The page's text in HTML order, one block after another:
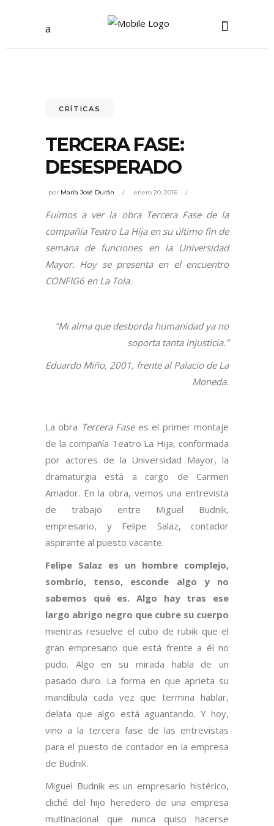
CRÍTICAS
TERCERA FASE:
DESESPERADO
por María José Durán enero 20, 2016
Fuimos a ver la obra Tercera Fase de la
compañía Teatro La Hija en su último fin de
semana de funciones en la Universidad
Mayor. Hoy se presenta en el encuentro
CONFIG6 en La Tola.
“Mi alma que desborda humanidad ya no
soporta tanta injusticia.”
Eduardo Miño, 2001, frente al Palacio de La
Moneda.
La obra Tercera Fasees el primer montaje
de la compañía Teatro La Hija, conformada
por actores de la Universidad Mayor, la
dramaturgia está a cargo de Carmen
Amador. En la obra, vemos una entrevista
de trabajo entre Miguel Budnik,
empresario, y Felipe Salaz, contador
aspirante al puesto vacante.
Felipe Salaz es un hombre complejo,
sombrío, tenso, esconde algo y no
sabemos qué es. Algo hay tras ese
largo abrigo negro que cubre su cuerpo
mientras resuelve el cubo de rubik que el
gran empresario que está frente a él no
pudo. Algo en su mirada habla de un
pasado duro. La forma en que aprieta su
mandíbula cada vez que termina hablar,
delata que algo está aguantando. Y hoy,
vino a la tercera fase de las entrevistas
para el puesto de contador en la empresa
de Budnik.
Miguel Budnik es un empresario histérico,
cliché del hijo heredero de una empresa
multinacional que nunca quiso hacerse